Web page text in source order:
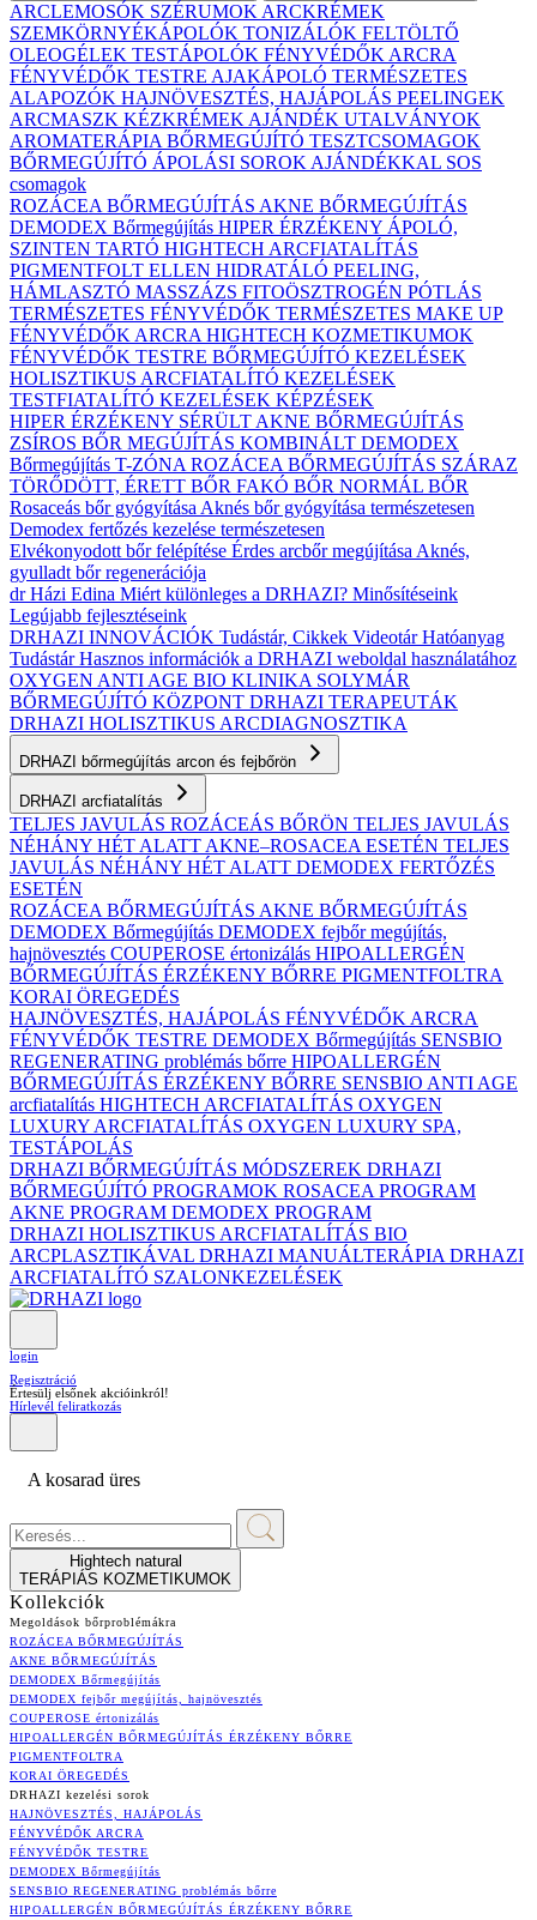
ARCLEMOSÓK SZÉRUMOK ARCKRÉMEK
SZEMKÖRNYÉKÁPOLÓK TONIZÁLÓK FELTÖLTŐ
OLEOGÉLEK TESTÁPOLÓK FÉNYVÉDŐK ARCRA
FÉNYVÉDŐK TESTRE AJAKÁPOLÓ TERMÉSZETES
ALAPOZÓK HAJNÖVESZTÉS, HAJÁPOLÁS PEELINGEK
ARCMASZK KÉZKRÉMEK AJÁNDÉK UTALVÁNYOK
AROMATERÁPIA BŐRMEGÚJÍTÓ TESZTCSOMAGOK
BŐRMEGÚJÍTÓ ÁPOLÁSI SOROK AJÁNDÉKKAL SOS
csomagok
ROZÁCEA BŐRMEGÚJÍTÁS AKNE BŐRMEGÚJÍTÁS
DEMODEX Bőrmegújítás HIPER ÉRZÉKENY ÁPOLÓ,
SZINTEN TARTÓ HIGHTECH ARCFIATALÍTÁS
PIGMENTFOLT ELLEN HIDRATÁLÓ PEELING,
HÁMLASZTÓ MASSZÁZS FITOÖSZTROGÉN PÓTLÁS
TERMÉSZETES FÉNYVÉDŐK TERMÉSZETES MAKE UP
FÉNYVÉDŐK ARCRA HIGHTECH KOZMETIKUMOK
FÉNYVÉDŐK TESTRE BŐRMEGÚJÍTÓ KEZELÉSEK
HOLISZTIKUS ARCFIATALÍTÓ KEZELÉSEK
TESTFIATALÍTÓ KEZELÉSEK KÉPZÉSEK
HIPER ÉRZÉKENY SÉRÜLT AKNE BŐRMEGÚJÍTÁS
ZSÍROS BŐR MEGÚJÍTÁS KOMBINÁLT DEMODEX
Bőrmegújítás T-ZÓNA ROZÁCEA BŐRMEGÚJÍTÁS SZÁRAZ
TÖRŐDÖTT, ÉRETT BŐR FAKÓ BŐR NORMÁL BŐR
Rosaceás bőr gyógyítása Aknés bőr gyógyítása természetesen
Demodex fertőzés kezelése természetesen
Elvékonyodott bőr felépítése Érdes arcbőr megújítása Aknés,
gyulladt bőr regenerációja
dr Házi Edina Miért különleges a DRHAZI? Minősítéseink
Legújabb fejlesztéseink
DRHAZI INNOVÁCIÓK Tudástár, Cikkek VideotárHatóanyag
TudástárHasznos információk a DRHAZI weboldal használatához
OXYGEN ANTI AGE BIO KLINIKA SOLYMÁR
BŐRMEGÚJÍTÓ KÖZPONT DRHAZI TERAPEUTÁK
DRHAZI HOLISZTIKUS ARCDIAGNOSZTIKA
DRHAZI bőrmegújítás arcon és fejbőrön
DRHAZI arcfiatalítás
TELJES JAVULÁS ROZÁCEÁS BŐRÖN TELJES JAVULÁS
NÉHÁNY HÉT ALATT AKNE–ROSACEA ESETÉN TELJES
JAVULÁS NÉHÁNY HÉT ALATT DEMODEX FERTŐZÉS
ESETÉN
ROZÁCEA BŐRMEGÚJÍTÁS AKNE BŐRMEGÚJÍTÁS
DEMODEX Bőrmegújítás DEMODEX fejbőr megújítás,
hajnövesztés COUPEROSE értonizálás HIPOALLERGÉN
BŐRMEGÚJÍTÁS ÉRZÉKENY BŐRRE PIGMENTFOLTRA
KORAI ÖREGEDÉS
HAJNÖVESZTÉS, HAJÁPOLÁS FÉNYVÉDŐK ARCRA
FÉNYVÉDŐK TESTRE DEMODEX Bőrmegújítás SENSBIO
REGENERATING problémás bőrre HIPOALLERGÉN
BŐRMEGÚJÍTÁS ÉRZÉKENY BŐRRE SENSBIO ANTI AGE
arcfiatalítás HIGHTECH ARCFIATALÍTÁS OXYGEN
LUXURY ARCFIATALÍTÁS OXYGEN LUXURY SPA,
TESTÁPOLÁS
DRHAZI BŐRMEGÚJÍTÁS MÓDSZEREK DRHAZI
BŐRMEGÚJÍTÓ PROGRAMOK ROSACEA PROGRAM
AKNE PROGRAM DEMODEX PROGRAM
DRHAZI HOLISZTIKUS ARCFIATALÍTÁS BIO
ARCPLASZTIKÁVAL DRHAZI MANUÁLTERÁPIA DRHAZI
ARCFIATALÍTÓ SZALONKEZELÉSEK
login
Regisztráció
Értesülj elsőnek akcióinkról!
Hírlevél feliratkozás
A kosarad üres
Hightech natural
TERÁPIÁS KOZMETIKUMOK
Kollekciók
Megoldások bőrproblémákra
ROZÁCEA BŐRMEGÚJÍTÁS
AKNE BŐRMEGÚJÍTÁS
DEMODEX Bőrmegújítás
DEMODEX fejbőr megújítás, hajnövesztés
COUPEROSE értonizálás
HIPOALLERGÉN BŐRMEGÚJÍTÁS ÉRZÉKENY BŐRRE
PIGMENTFOLTRA
KORAI ÖREGEDÉS
DRHAZI kezelési sorok
HAJNÖVESZTÉS, HAJÁPOLÁS
FÉNYVÉDŐK ARCRA
FÉNYVÉDŐK TESTRE
DEMODEX Bőrmegújítás
SENSBIO REGENERATING problémás bőrre
HIPOALLERGÉN BŐRMEGÚJÍTÁS ÉRZÉKENY BŐRRE